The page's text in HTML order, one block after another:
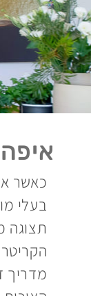
כאשר
תצוגה
מדריך